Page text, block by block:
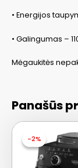
• Energijos
• Galingumas –
Mėgaukitės
Panašūs
-2%
-2%